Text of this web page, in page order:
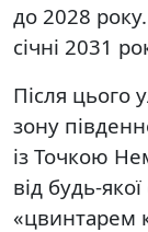
до 2028
січні 2031
Після цього
зону
із Точкою
від будь-
«цвинтарем